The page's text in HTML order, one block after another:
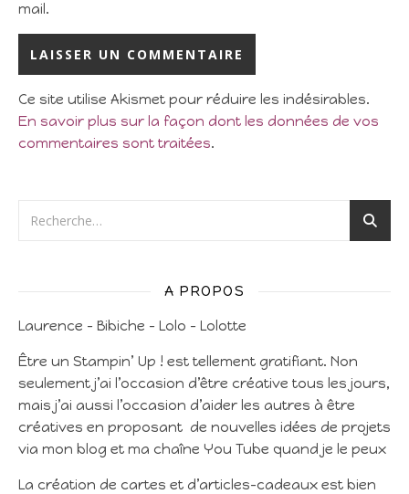
mail.
Ce site utilise Akismet pour réduire les indésirables.
En savoir plus sur la façon dont les données de vos
commentaires sont traitées.
A PROPOS
Laurence – Bibiche – Lolo – Lolotte
Être un Stampin’ Up ! est tellement gratifiant. Non
seulement j’ai l’occasion d’être créative tous les jours,
mais j’ai aussi l’occasion d’aider les autres à être
créatives en proposant de nouvelles idées de projets
via mon blog et ma chaîne You Tube quand je le peux
La création de cartes et d’articles-cadeaux est bien